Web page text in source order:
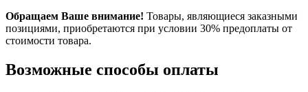
Обращаем Ваше внимание! Товары, являющиеся заказными
позициями, приобретаются при условии 30% предоплаты от
стоимости товара.
Возможные способы оплаты